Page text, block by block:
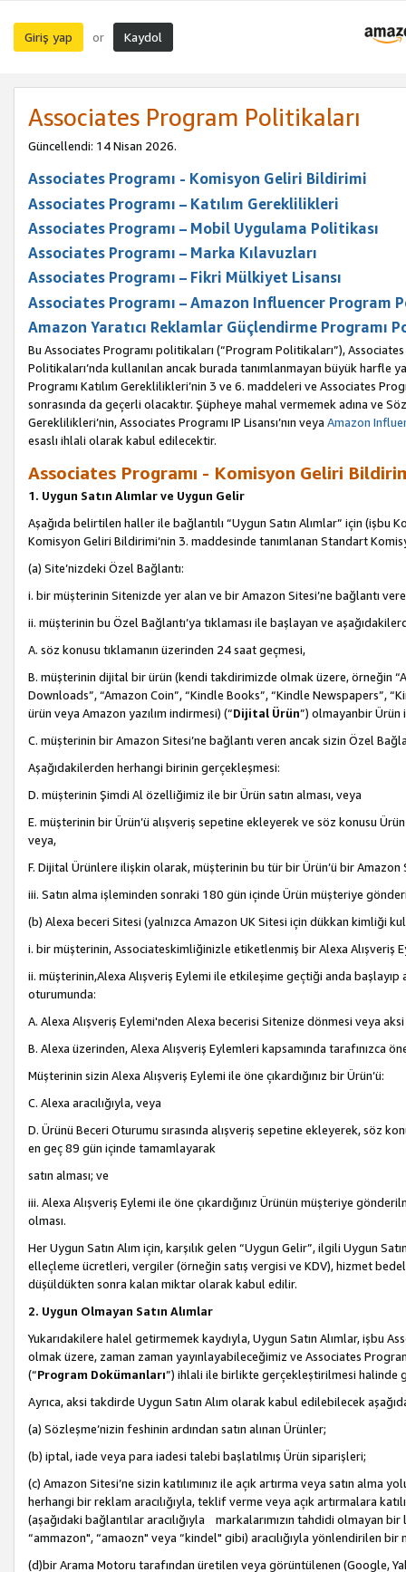
Giriş yap or Kaydol
Associates Program Politikaları
Güncellendi: 14 Nisan 2026.
Associates Programı - Komisyon Geliri Bildirimi
Associates Programı – Katılım Gereklilikleri
Associates Programı – Mobil Uygulama Politikası
Associates Programı – Marka Kılavuzları
Associates Programı – Fikri Mülkiyet Lisansı
Associates Programı – Amazon Influencer Program
Amazon Yaratıcı Reklamlar Güçlendirme Programı
Bu Associates Programı politikaları (“Program Politikaları”),
Politikaları’nda kullanılan ancak burada tanımlanmayan büyük harfle
Programı Katılım Gereklilikleri’nin 3 ve 6. maddeleri ve Associates
sonrasında da geçerli olacaktır. Şüpheye mahal vermemek adına ve
Gereklilikleri’nin, Associates Programı IP Lisansı’nın veya Amazon
esaslı ihlali olarak kabul edilecektir.
Associates Programı - Komisyon Geliri
1. Uygun Satın Alımlar ve Uygun Gelir
Aşağıda belirtilen haller ile bağlantılı “Uygun Satın Alımlar” için
Komisyon Geliri Bildirimi’nin 3. maddesinde tanımlanan Standart
(a) Site’nizdeki Özel Bağlantı:
i. bir müşterinin Sitenizde yer alan ve bir Amazon Sitesi’ne bağlantı
ii. müşterinin bu Özel Bağlantı’ya tıklaması ile başlayan ve
A. söz konusu tıklamanın üzerinden 24 saat geçmesi,
B. müşterinin dijital bir ürün (kendi takdirimizde olmak üzere, örneğin
Downloads”, “Amazon Coin”, “Kindle Books”, “Kindle Newspapers”,
ürün veya Amazon yazılım indirmesi) (“Dijital Ürün”) olmayanbir Ürün
C. müşterinin bir Amazon Sitesi’ne bağlantı veren ancak sizin Özel
Aşağıdakilerden herhangi birinin gerçekleşmesi:
D. müşterinin Şimdi Al özelliğimiz ile bir Ürün satın alması, veya
E. müşterinin bir Ürün’ü alışveriş sepetine ekleyerek ve söz konusu
veya,
F. Dijital Ürünlere ilişkin olarak, müşterinin bu tür bir Ürün’ü bir Amazon
iii. Satın alma işleminden sonraki 180 gün içinde Ürün müşteriye
(b) Alexa beceri Sitesi (yalnızca Amazon UK Sitesi için dükkan kimliği
i. bir müşterinin, Associateskimliğinizle etiketlenmiş bir Alexa Alışveriş
ii. müşterinin,Alexa Alışveriş Eylemi ile etkileşime geçtiği anda
oturumunda:
A. Alexa Alışveriş Eylemi'nden Alexa becerisi Sitenize dönmesi veya
B. Alexa üzerinden, Alexa Alışveriş Eylemleri kapsamında tarafınızca
Müşterinin sizin Alexa Alışveriş Eylemi ile öne çıkardığınız bir Ürün’ü:
C. Alexa aracılığıyla, veya
D. Ürünü Beceri Oturumu sırasında alışveriş sepetine ekleyerek, söz
en geç 89 gün içinde tamamlayarak
satın alması; ve
iii. Alexa Alışveriş Eylemi ile öne çıkardığınız Ürünün müşteriye
olması.
Her Uygun Satın Alım için, karşılık gelen “Uygun Gelir”, ilgili Uygun
elleçleme ücretleri, vergiler (örneğin satış vergisi ve KDV), hizmet
düşüldükten sonra kalan miktar olarak kabul edilir.
2. Uygun Olmayan Satın Alımlar
Yukarıdakilere halel getirmemek kaydıyla, Uygun Satın Alımlar, işbu
olmak üzere, zaman zaman yayınlayabileceğimiz ve Associates
(“Program Dokümanları”) ihlali ile birlikte gerçekleştirilmesi halinde
Ayrıca, aksi takdirde Uygun Satın Alım olarak kabul edilebilecek
(a) Sözleşme’nizin feshinin ardından satın alınan Ürünler;
(b) iptal, iade veya para iadesi talebi başlatılmış Ürün siparişleri;
(c) Amazon Sitesi’ne sizin katılımınız ile açık artırma veya satın alma
herhangi bir reklam aracılığıyla, teklif verme veya açık artırmalara
(aşağıdaki bağlantılar aracılığıyla markalarımızın tahdidi olmayan
“ammazon", “amaozn" veya “kindel" gibi) aracılığıyla yönlendirilen
(d)bir Arama Motoru tarafından üretilen veya görüntülenen (Google,